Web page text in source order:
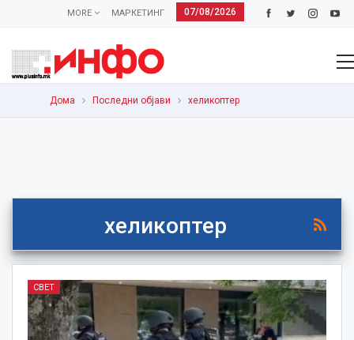
07/08/2026
МАРКЕТИНГ
MORE
Дома Последни објави хеликоптер
хеликоптер
СВЕТ